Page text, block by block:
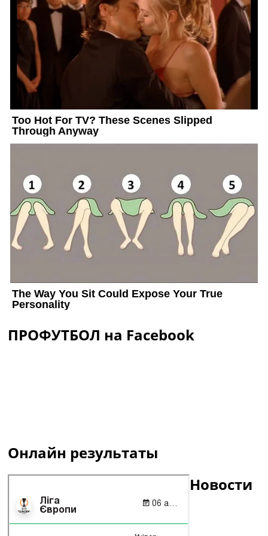
ПРОФУТБОЛ на Facebook
Онлайн результаты
Новости